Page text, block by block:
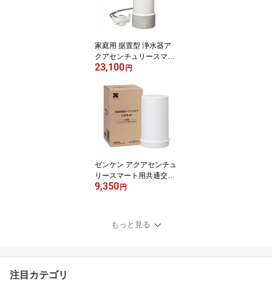
家庭用 据置型 浄水器ア
クアセンチュリースマー
トMFH-S75ゼンケン 正
【ポイント10倍】
23,100円
ゼンケン アクアセンチュ
リースマート用共通交換
カートリッジTC-MFH-K
ジゼンケン正規取扱店他
店には負けません！【送
9,350円
もっと見る
注目カテゴリ